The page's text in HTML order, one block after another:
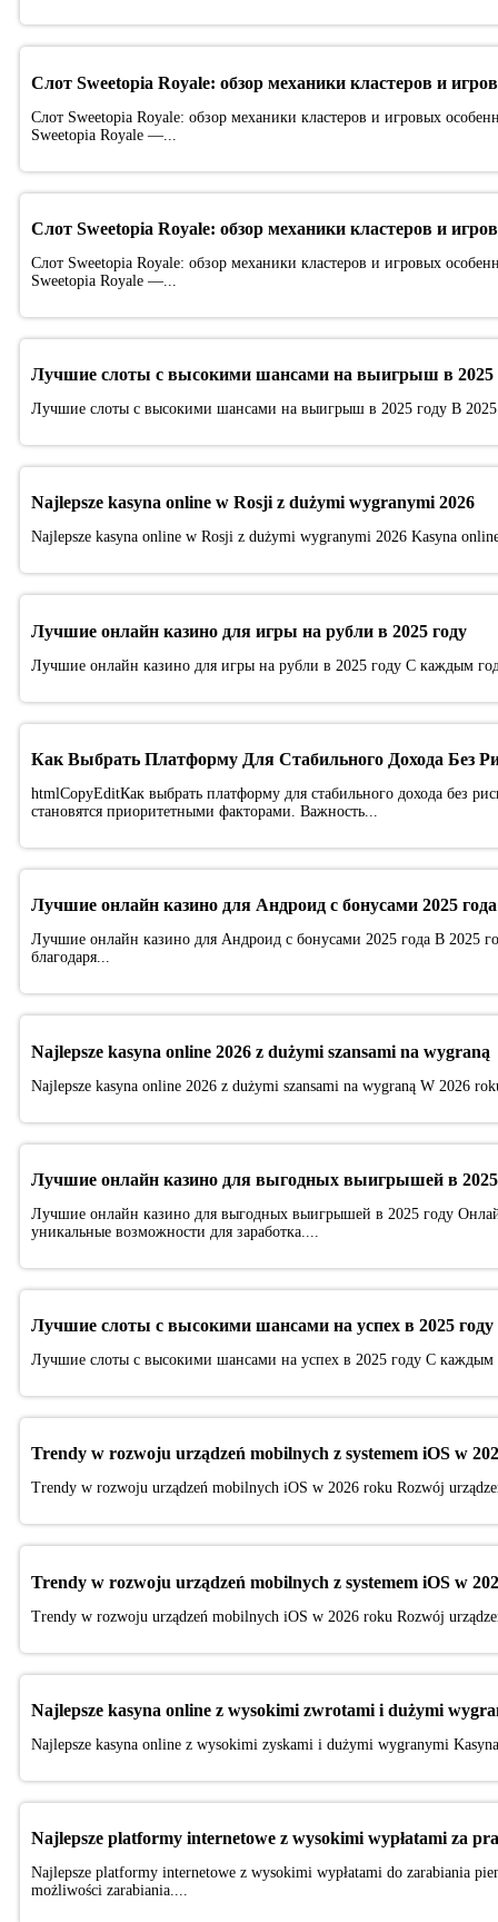
Слот Sweetopia Royale: обзор механики кластеров и
Слот Sweetopia Royale: обзор механики кластеров и игровых
Sweetopia Royale —...
Слот Sweetopia Royale: обзор механики кластеров и
Слот Sweetopia Royale: обзор механики кластеров и игровых
Sweetopia Royale —...
Лучшие слоты с высокими шансами на выигрыш в 2025
Лучшие слоты с высокими шансами на выигрыш в 2025 году В
Najlepsze kasyna online w Rosji z dużymi wygranymi 2026
Najlepsze kasyna online w Rosji z dużymi wygranymi 2026 Kasyna
Лучшие онлайн казино для игры на рубли в 2025 году
Лучшие онлайн казино для игры на рубли в 2025 году С каждым
Как Выбрать Платформу Для Стабильного Дохода Без
htmlCopyEditКак выбрать платформу для стабильного дохода без
становятся приоритетными факторами. Важность...
Лучшие онлайн казино для Андроид с бонусами 2025 года
Лучшие онлайн казино для Андроид с бонусами 2025 года В 2025
благодаря...
Najlepsze kasyna online 2026 z dużymi szansami na wygraną
Najlepsze kasyna online 2026 z dużymi szansami na wygraną W 2026
Лучшие онлайн казино для выгодных выигрышей в 2025
Лучшие онлайн казино для выгодных выигрышей в 2025 году
уникальные возможности для заработка....
Лучшие слоты с высокими шансами на успех в 2025 году
Лучшие слоты с высокими шансами на успех в 2025 году С каждым
Trendy w rozwoju urządzeń mobilnych z systemem iOS w
Trendy w rozwoju urządzeń mobilnych iOS w 2026 roku Rozwój
Trendy w rozwoju urządzeń mobilnych z systemem iOS w
Trendy w rozwoju urządzeń mobilnych iOS w 2026 roku Rozwój
Najlepsze kasyna online z wysokimi zwrotami i dużymi
Najlepsze kasyna online z wysokimi zyskami i dużymi wygranymi
Najlepsze platformy internetowe z wysokimi wypłatami za
Najlepsze platformy internetowe z wysokimi wypłatami do zarabiania
możliwości zarabiania....